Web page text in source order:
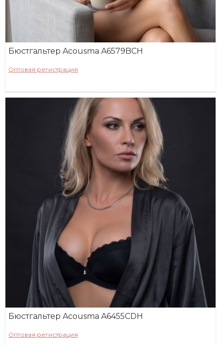
Бюстгальтер Acousma A6579BCH
Оптовая регистрация
Бюстгальтер Acousma A6455CDH
Оптовая регистрация